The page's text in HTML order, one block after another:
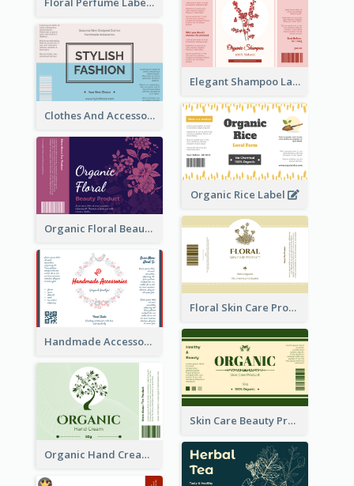
Elegant Shampoo Label
Clothes And Accessories Label
Organic Rice Label
Organic Floral Beauty Product Label
Floral Skin Care Product Label
Handmade Accessories Label
Skin Care Beauty Product Label
Organic Hand Cream Label